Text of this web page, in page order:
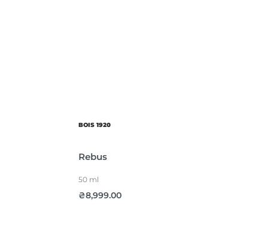
BOIS 1920
Rebus
50 ml
₴8,999.00